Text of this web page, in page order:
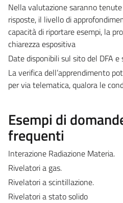
Nella valutazione saranno
risposte, il livello di
capacità di riportare esempi, la
chiarezza espositiva
Date disponibili sul sito del DFA
La verifica dell’apprendimento
per via telematica, qualora le
Esempi di
frequenti
Interazione Radiazione Materia.
Rivelatori a gas.
Rivelatori a scintillazione.
Rivelatori a stato solido